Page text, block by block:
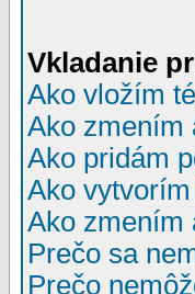
Vkladanie
Ako vložím
Ako zmením
Ako pridám
Ako
Ako zmením
Prečo sa
Prečo